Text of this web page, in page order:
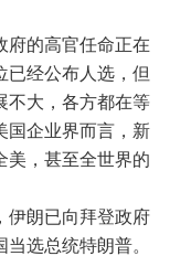
府的高官任命正在
已经公布人选，但
不大，各方都在等
国企业界而言，新
美，甚至全世界的
伊朗已向拜登政府
选总统特朗普。